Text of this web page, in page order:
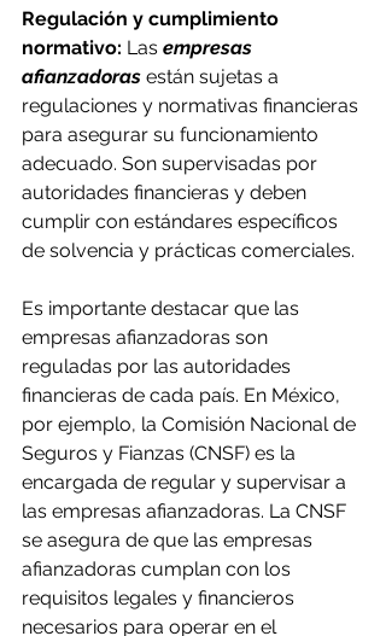
Regulación y cumplimiento
normativo: Las empresas
afianzadoras están sujetas a
regulaciones y normativas financieras
para asegurar su funcionamiento
adecuado. Son supervisadas por
autoridades financieras y deben
cumplir con estándares específicos
de solvencia y prácticas comerciales.
Es importante destacar que las
empresas afianzadoras son
reguladas por las autoridades
financieras de cada país. En México,
por ejemplo, la Comisión Nacional de
Seguros y Fianzas (CNSF) es la
encargada de regular y supervisar a
las empresas afianzadoras. La CNSF
se asegura de que las empresas
afianzadoras cumplan con los
requisitos legales y financieros
necesarios para operar en el